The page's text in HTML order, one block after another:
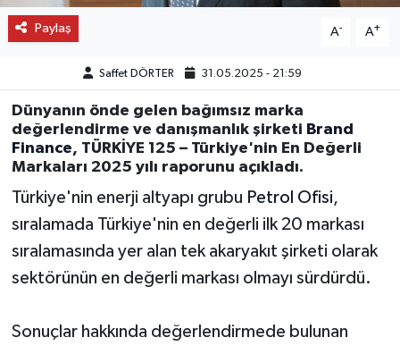
Paylaş A- A+
Saffet DÖRTER 31.05.2025 - 21:59
Dünyanın önde gelen bağımsız marka
değerlendirme ve danışmanlık şirketi Brand
Finance, TÜRKİYE 125 – Türkiye'nin En Değerli
Markaları 2025 yılı raporunu açıkladı.
Türkiye'nin enerji altyapı grubu Petrol Ofisi,
sıralamada Türkiye'nin en değerli ilk 20 markası
sıralamasında yer alan tek akaryakıt şirketi olarak
sektörünün en değerli markası olmayı sürdürdü.
Sonuçlar hakkında değerlendirmede bulunan